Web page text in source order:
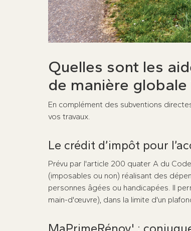
Quelles sont les
de manière globale
En complément des subventions
vos travaux.
Le crédit d’impôt pour
Prévu par l'article 200 quater A du
(imposables ou non) réalisant des
personnes âgées ou handicapées. Il
main-d'œuvre), dans la limite d'un